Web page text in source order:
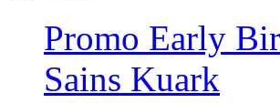
Promo Early
Sains Kuark